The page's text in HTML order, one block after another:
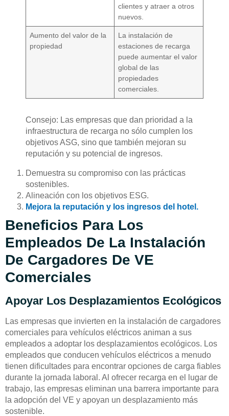
clientes y atraer a otros
nuevos.
Aumento del valor de la
propiedad
La instalación de
estaciones de recarga
puede aumentar el valor
global de las
propiedades
comerciales.
Consejo: Las empresas que dan prioridad a la
infraestructura de recarga no sólo cumplen los
objetivos ASG, sino que también mejoran su
reputación y su potencial de ingresos.
Demuestra su compromiso con las prácticas
sostenibles.
Alineación con los objetivos ESG.
Mejora la reputación y los ingresos del hotel.
Beneficios Para Los
Empleados De La Instalación
De Cargadores De VE
Comerciales
Apoyar Los Desplazamientos Ecológicos
Las empresas que invierten en la instalación de cargadores
comerciales para vehículos eléctricos animan a sus
empleados a adoptar los desplazamientos ecológicos. Los
empleados que conducen vehículos eléctricos a menudo
tienen dificultades para encontrar opciones de carga fiables
durante la jornada laboral. Al ofrecer recarga en el lugar de
trabajo, las empresas eliminan una barrera importante para
la adopción del VE y apoyan un desplazamiento más
sostenible.